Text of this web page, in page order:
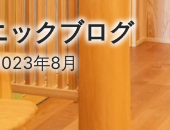
ックブログ
年8月